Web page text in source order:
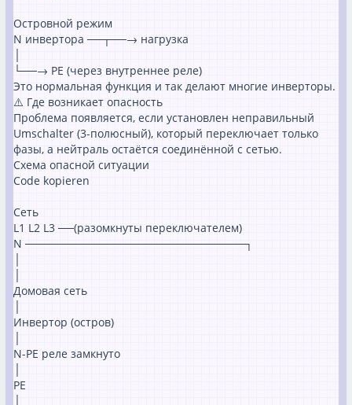
Островной режим
N инвертора ──┬──→ нагрузка
└──→ PE (через внутреннее реле)
Это нормальная функция и так делают многие инверторы.
⚠️ Где возникает опасность
Проблема появляется, если установлен неправильный
Umschalter (3-полюсный), который переключает только
фазы, а нейтраль остаётся соединённой с сетью.
Схема опасной ситуации
Code kopieren
Сеть
L1 L2 L3 ──(разомкнуты переключателем)
N ────────────────────────────┐
Домовая сеть
Инвертор (остров)
N-PE реле замкнуто
PE